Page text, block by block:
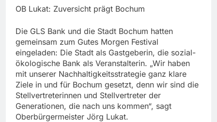
OB Lukat: Zuversicht prägt Bochum
Die GLS Bank und die Stadt Bochum hatten
gemeinsam zum Gutes Morgen Festival
eingeladen: Die Stadt als Gastgeberin, die sozial-
ökologische Bank als Veranstalterin. „Wir haben
mit unserer Nachhaltigkeitsstrategie ganz klare
Ziele in und für Bochum gesetzt, denn wir sind die
Stellvertreterinnen und Stellvertreter der
Generationen, die nach uns kommen“, sagt
Oberbürgermeister Jörg Lukat.